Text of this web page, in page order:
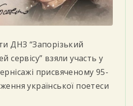
ДНЗ “Запорізький
сервісу” взяли участь у
присвяченому 95-
української поетеси